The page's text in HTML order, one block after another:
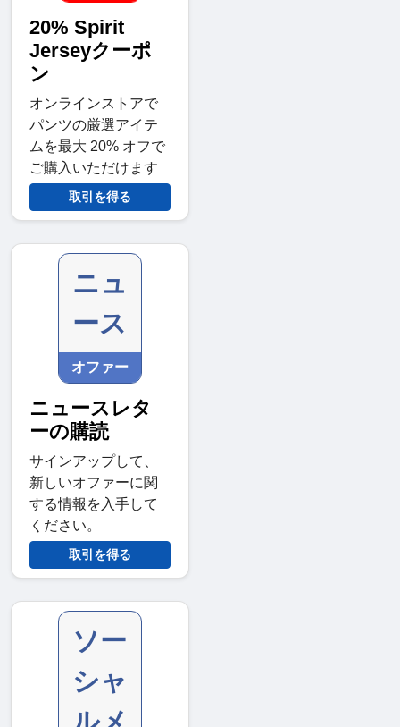
20% Spirit
Jerseyクーポ
ン
オンラインストアで
パンツの厳選アイテ
ムを最大 20% オフで
ご購入いただけます
取引を得る
ニュ
ース
オファー
ニュースレタ
ーの購読
サインアップして、
新しいオファーに関
する情報を入手して
ください。
取引を得る
ソー
シャ